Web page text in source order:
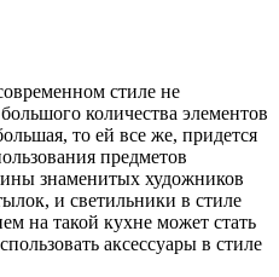
стиле не
количества элементов
то ей все же, придется
предметов
знаменитых художников
и светильники в стиле
на такой кухне может стать
аксессуары в стиле